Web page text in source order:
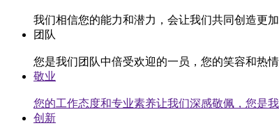
我们相信您的能力和潜力，会让我们共同创造更加
团队
您是我们团队中倍受欢迎的一员，您的笑容和热
敬业
您的工作态度和专业素养让我们深感敬佩，您是
创新